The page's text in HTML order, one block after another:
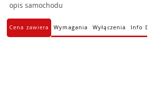
opis samochodu
Cena zawiera Wymagania Wyłączenia Info